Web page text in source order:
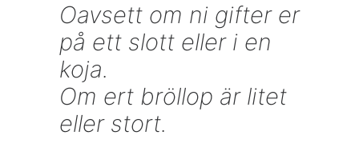
Oavsett om ni gifter er
på ett slott eller i en
koja.
Om ert bröllop är litet
eller stort.